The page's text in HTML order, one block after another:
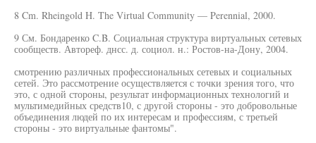
8 Cm. Rheingold H. The Virtual Community — Perennial, 2000.
9 См. Бондаренко C.B. Социальная структура виртуальных сетевых
сообществ. Автореф. днсс. д. социол. н.: Ростов-на-Дону, 2004.
смотрению различных профессиональных сетевых и социальных
сетей. Это рассмотрение осуществляется с точки зрения того, что
это, с одной стороны, результат информационных технологий и
мультимедийных средств10, с другой стороны - это добровольные
объединения людей по их интересам и профессиям, с третьей
стороны - это виртуальные фантомы".